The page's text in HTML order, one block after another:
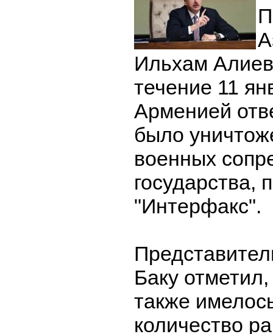
Ильхам
течение 11
Арменией
было
военных
государства,
"Интерфакс".
Баку
также
количество